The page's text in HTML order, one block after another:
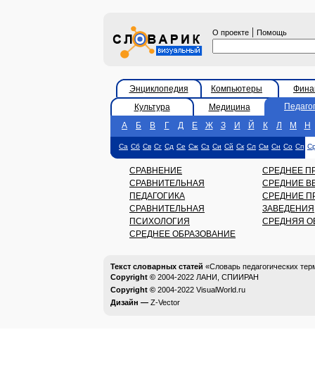
О проекте | Помощь
Энциклопедия Компьютеры
Культура
Медицина
А
Б В Г Д Е Ж З И Й К Л М Н
Са Сб Св Сг Сд Се Сж Сз Си Сй Ск Сл См Сн Со Сп
СРАВНЕНИЕ
СРАВНИТЕЛЬНАЯ
ПЕДАГОГИКА
СРАВНИТЕЛЬНАЯ
ПСИХОЛОГИЯ
СРЕДНЕЕ ОБРАЗОВАНИЕ
СРЕДНЕЕ
СРЕДНИЕ
СРЕДНИЕ
ЗАВЕДЕНИЯ
СРЕДНЯЯ
Текст словарных статей «Словарь педагогических
Copyright © 2004-2022 ЛАНИ, СПИИРАН
Copyright © 2004-2022 VisualWorld.ru
Дизайн — Z-Vector